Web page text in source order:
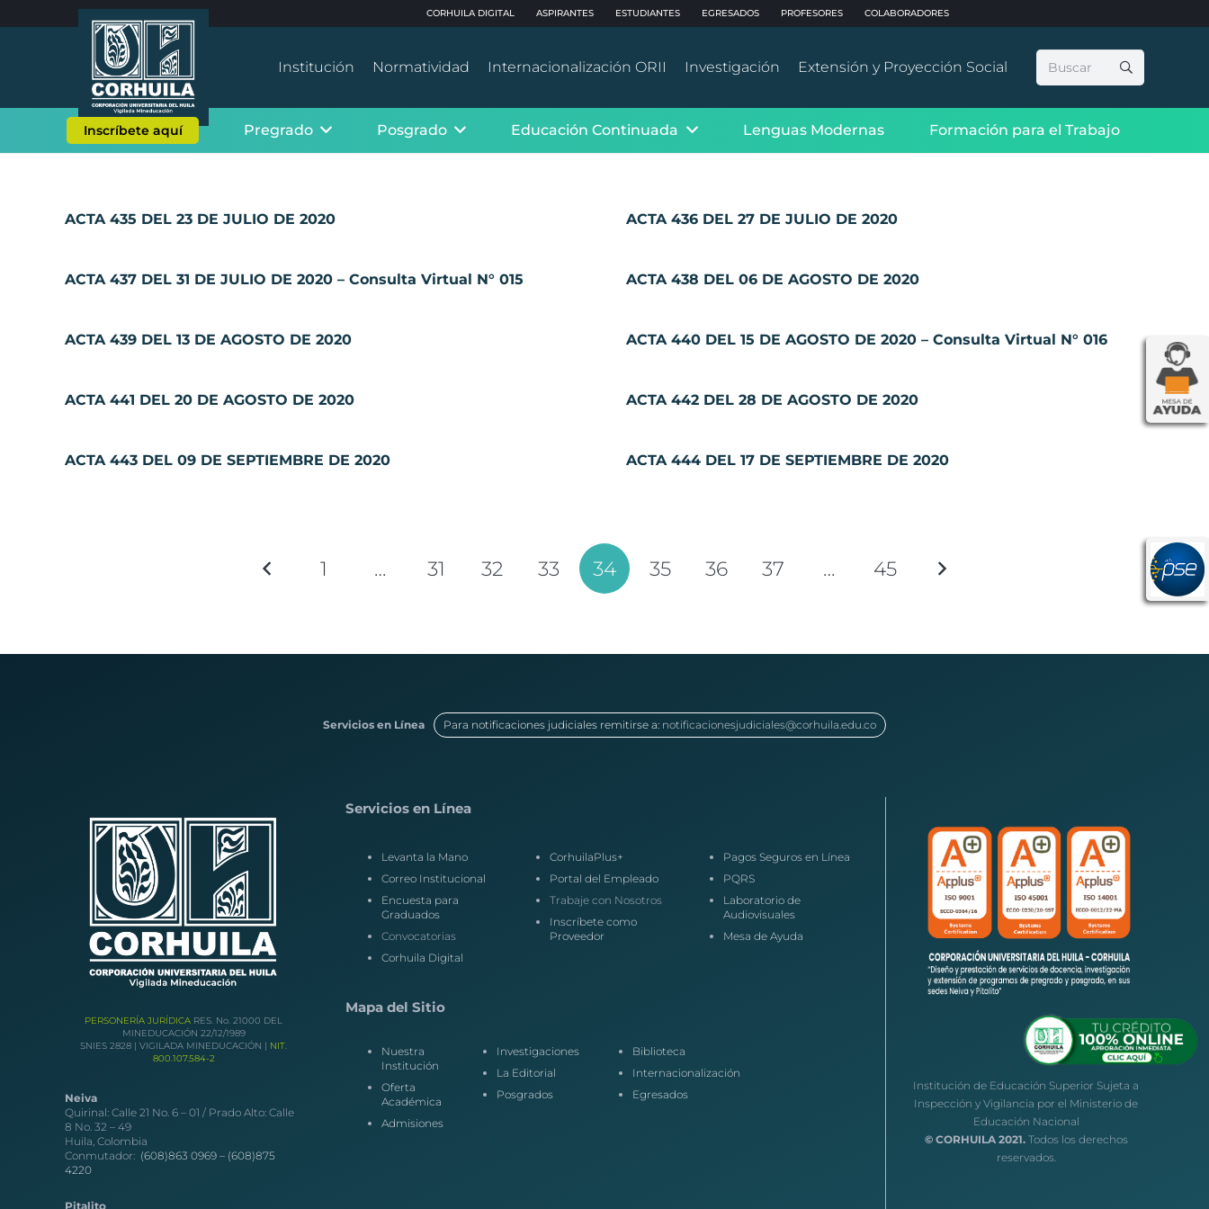
CORHUILA DIGITAL ASPIRANTES ESTUDIANTES EGRESADOS PROFESORES COLABORADORES
Institución Normatividad Internacionalización ORII Investigación Extensión y Proyección Social Buscar:
Inscríbete aquí Pregrado Posgrado Educación Continuada Lenguas Modernas Formación para el Trabajo
ACTA 435 DEL 23 DE JULIO DE 2020 ACTA 436 DEL 27 DE JULIO DE 2020
ACTA 437 DEL 31 DE JULIO DE 2020 – Consulta Virtual N° 015 ACTA 438 DEL 06 DE AGOSTO DE 2020
ACTA 439 DEL 13 DE AGOSTO DE 2020 ACTA 440 DEL 15 DE AGOSTO DE 2020 – Consulta Virtual N° 016
ACTA 441 DEL 20 DE AGOSTO DE 2020 ACTA 442 DEL 28 DE AGOSTO DE 2020
ACTA 443 DEL 09 DE SEPTIEMBRE DE 2020 ACTA 444 DEL 17 DE SEPTIEMBRE DE 2020
1 … 31 32 33 34 35 36 37 … 45
Servicios en Línea Para notificaciones judiciales remitirse a: notificacionesjudiciales@corhuila.edu.co
PERSONERÍA JURÍDICA RES. No. 21000 DEL
MINEDUCACIÓN 22/12/1989
SNIES 2828 | VIGILADA MINEDUCACIÓN | NIT.
800.107.584-2
Neiva
Quirinal: Calle 21 No. 6 – 01 / Prado Alto: Calle
8 No. 32 – 49
Huila, Colombia
Conmutador: (608)863 0969 – (608)875
4220
Pitalito
Servicios en Línea
Levanta la Mano
Correo Institucional
Encuesta para
Graduados
Convocatorias
Corhuila Digital
CorhuilaPlus+
Portal del Empleado
Trabaje con Nosotros
Inscríbete como
Proveedor
Pagos Seguros en Línea
PQRS
Laboratorio de
Audiovisuales
Mesa de Ayuda
Mapa del Sitio
Nuestra
Institución
Oferta
Académica
Admisiones
Investigaciones
La Editorial
Posgrados
Biblioteca
Internacionalización
Egresados
Institución de Educación Superior Sujeta a
Inspección y Vigilancia por el Ministerio de
Educación Nacional
© CORHUILA 2021. Todos los derechos
reservados.